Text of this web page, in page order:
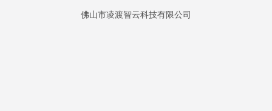
佛山市凌渡智云科技有限公司